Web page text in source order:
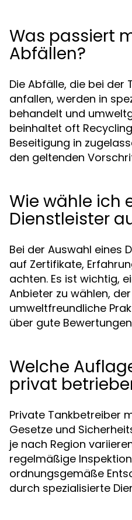
Was passiert
Abfällen?
Die Abfälle, die bei der
anfallen, werden in
behandelt und
beinhaltet oft
Beseitigung in
den geltenden
Wie wähle ich
Dienstleister
Bei der Auswahl eines
auf Zertifikate,
achten. Es ist wichtig,
Anbieter zu wählen,
umweltfreundliche
über gute
Welche
privat
Private Tankbetreiber
Gesetze und
je nach Region
regelmäßige
ordnungsgemäße
durch spezialisierte